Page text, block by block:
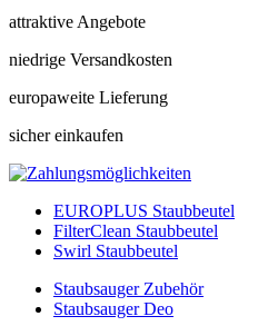
attraktive Angebote
niedrige Versandkosten
europaweite Lieferung
sicher einkaufen
EUROPLUS Staubbeutel
FilterClean Staubbeutel
Swirl Staubbeutel
Staubsauger Zubehör
Staubsauger Deo